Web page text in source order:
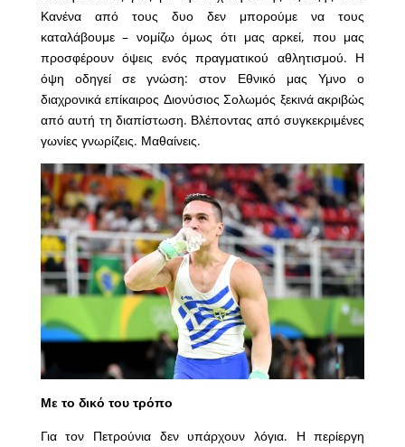
Κανένα από τους δυο δεν μπορούμε να τους
καταλάβουμε – νομίζω όμως ότι μας αρκεί, που μας
προσφέρουν όψεις ενός πραγματικού αθλητισμού. Η
όψη οδηγεί σε γνώση: στον Εθνικό μας Υμνο ο
διαχρονικά επίκαιρος Διονύσιος Σολωμός ξεκινά ακριβώς
από αυτή τη διαπίστωση. Βλέποντας από συγκεκριμένες
γωνίες γνωρίζεις. Μαθαίνεις.
Με το δικό του τρόπο
Για τον Πετρούνια δεν υπάρχουν λόγια. Η περίεργη